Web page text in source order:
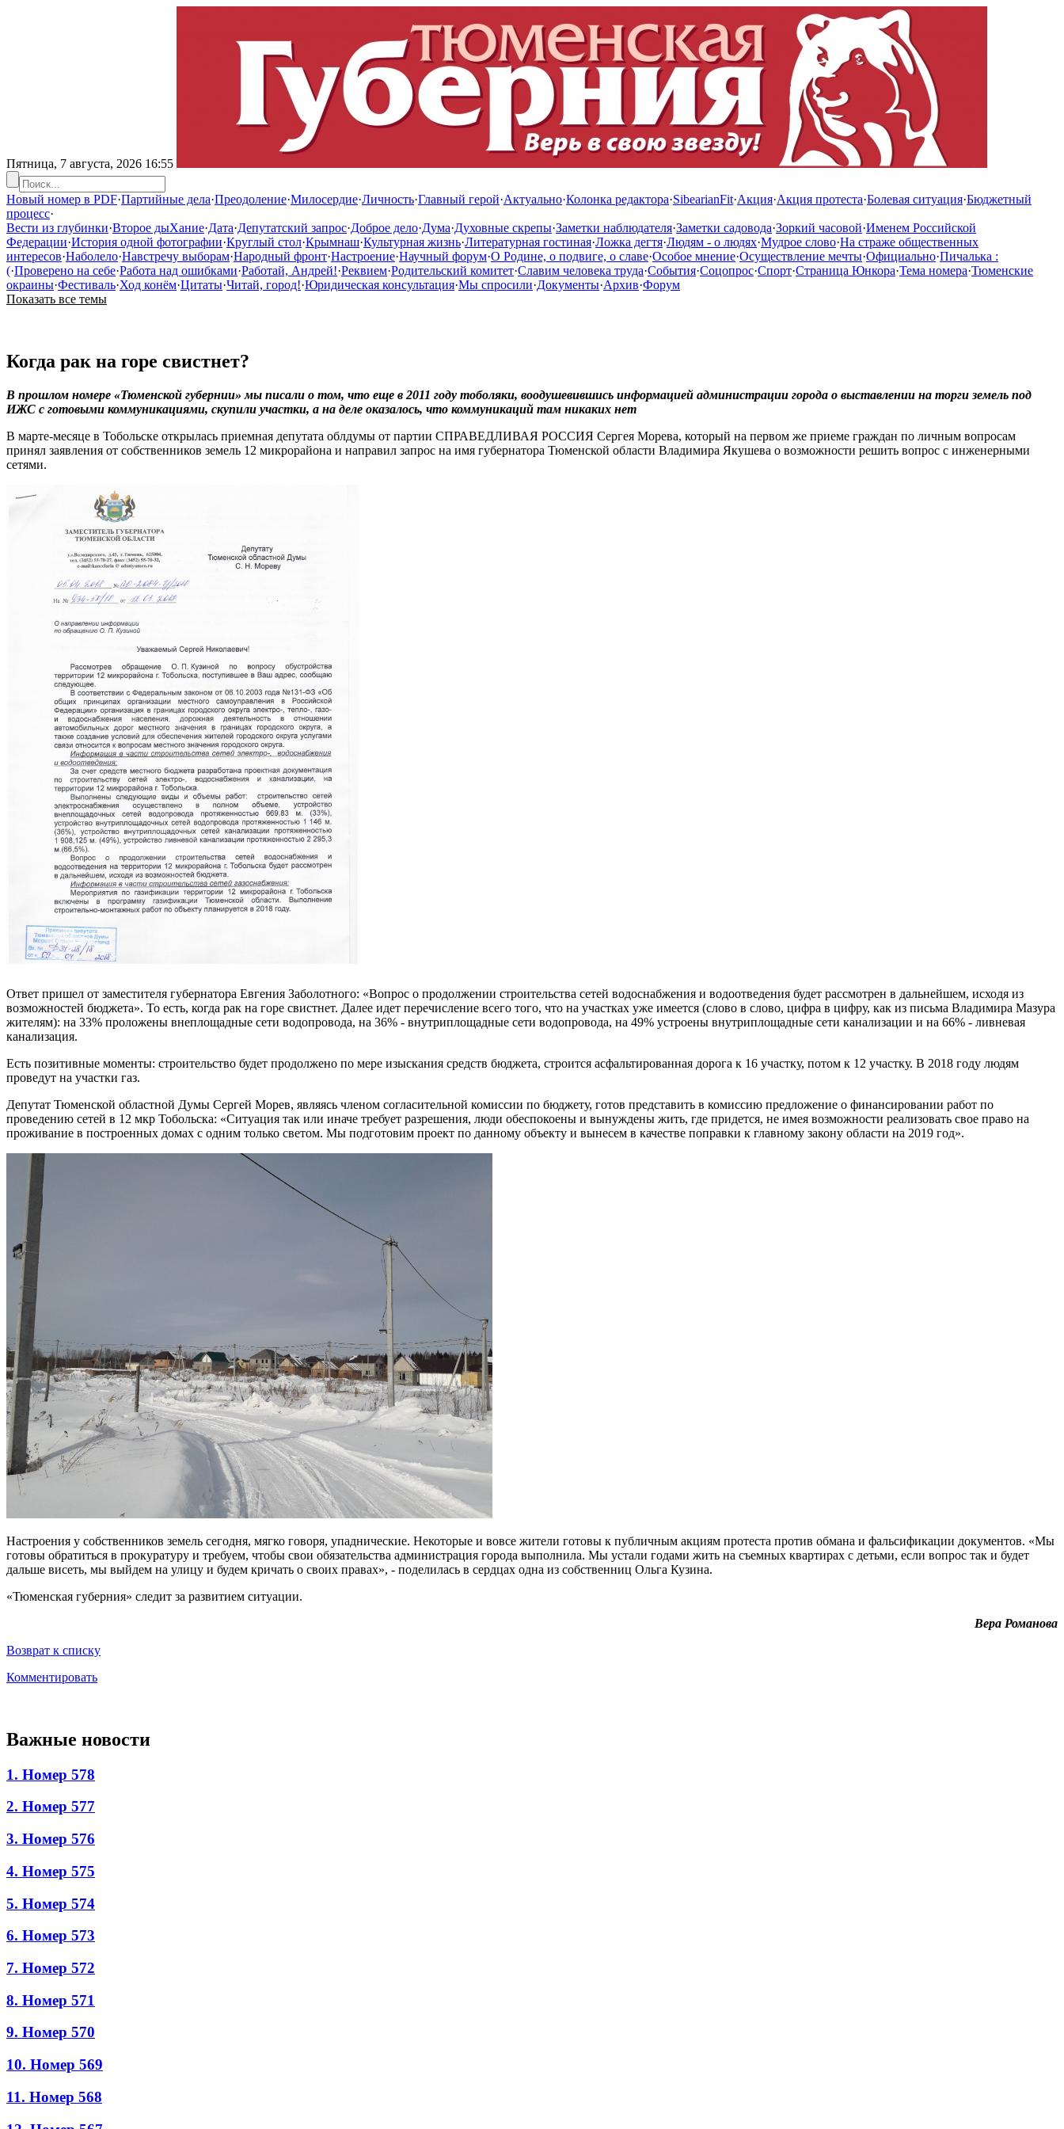
Пятница, 7 августа, 2026 16:55
Новый номер в PDF·Партийные дела·Преодоление·Милосердие·Личность·Главный герой·Актуально·Колонка редактора·SibearianFit·Акция·Акция протеста·Болевая ситуация·Бюджетный
процесс·
Вести из глубинки·Второе дыХание·Дата·Депутатский запрос·Доброе дело·Дума·Духовные скрепы·Заметки наблюдателя·Заметки садовода·Зоркий часовой·Именем Российской
Федерации·История одной фотографии·Круглый стол·Крымнаш·Культурная жизнь·Литературная гостиная·Ложка дегтя·Людям - о людях·Мудрое слово·На страже общественных
интересов·Наболело·Навстречу выборам·Народный фронт·Настроение·Научный форум·О Родине, о подвиге, о славе·Особое мнение·Осуществление мечты·Официально·Пичалька :
(·Проверено на себе·Работа над ошибками·Работай, Андрей!·Реквием·Родительский комитет·Славим человека труда·События·Соцопрос·Спорт·Страница Юнкора·Тема номера·Тюменские
окраины·Фестиваль·Ход конём·Цитаты·Читай, город!·Юридическая консультация·Мы спросили·Документы·Архив·Форум
Показать все темы
Когда рак на горе свистнет?
В прошлом номере «Тюменской губернии» мы писали о том, что еще в 2011 году тоболяки, воодушевившись информацией администрации города о выставлении на торги земель под
ИЖС с готовыми коммуникациями, скупили участки, а на деле оказалось, что коммуникаций там никаких нет
В марте-месяце в Тобольске открылась приемная депутата облдумы от партии СПРАВЕДЛИВАЯ РОССИЯ Сергея Морева, который на первом же приеме граждан по личным вопросам
принял заявления от собственников земель 12 микрорайона и направил запрос на имя губернатора Тюменской области Владимира Якушева о возможности решить вопрос с инженерными
сетями.
Ответ пришел от заместителя губернатора Евгения Заболотного: «Вопрос о продолжении строительства сетей водоснабжения и водоотведения будет рассмотрен в дальнейшем, исходя из
возможностей бюджета». То есть, когда рак на горе свистнет. Далее идет перечисление всего того, что на участках уже имеется (слово в слово, цифра в цифру, как из письма Владимира Мазура
жителям): на 33% проложены внеплощадные сети водопровода, на 36% - внутриплощадные сети водопровода, на 49% устроены внутриплощадные сети канализации и на 66% - ливневая
канализация.
Есть позитивные моменты: строительство будет продолжено по мере изыскания средств бюджета, строится асфальтированная дорога к 16 участку, потом к 12 участку. В 2018 году людям
проведут на участки газ.
Депутат Тюменской областной Думы Сергей Морев, являясь членом согласительной комиссии по бюджету, готов представить в комиссию предложение о финансировании работ по
проведению сетей в 12 мкр Тобольска: «Ситуация так или иначе требует разрешения, люди обеспокоены и вынуждены жить, где придется, не имея возможности реализовать свое право на
проживание в построенных домах с одним только светом. Мы подготовим проект по данному объекту и вынесем в качестве поправки к главному закону области на 2019 год».
Настроения у собственников земель сегодня, мягко говоря, упаднические. Некоторые и вовсе жители готовы к публичным акциям протеста против обмана и фальсификации документов. «Мы
готовы обратиться в прокуратуру и требуем, чтобы свои обязательства администрация города выполнила. Мы устали годами жить на съемных квартирах с детьми, если вопрос так и будет
дальше висеть, мы выйдем на улицу и будем кричать о своих правах», - поделилась в сердцах одна из собственниц Ольга Кузина.
«Тюменская губерния» следит за развитием ситуации.
Вера Романова
Возврат к списку
Комментировать
Важные новости
1. Номер 578
2. Номер 577
3. Номер 576
4. Номер 575
5. Номер 574
6. Номер 573
7. Номер 572
8. Номер 571
9. Номер 570
10. Номер 569
11. Номер 568